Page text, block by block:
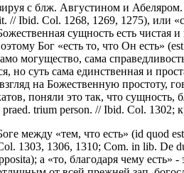
с блж. Августином и
// Ibid. Col. 1268, 1269, 1275), или
сущность есть
Бог «есть то, что Он есть»
могущество, сама
но суть сама единственная и
на Божественную простоту,
поняли это так, что
trium person. // Ibid. Col. 1302;
между «тем, что есть» (id quod
1303, 1306, 1310; Com. in lib.
а «то, благодаря чему